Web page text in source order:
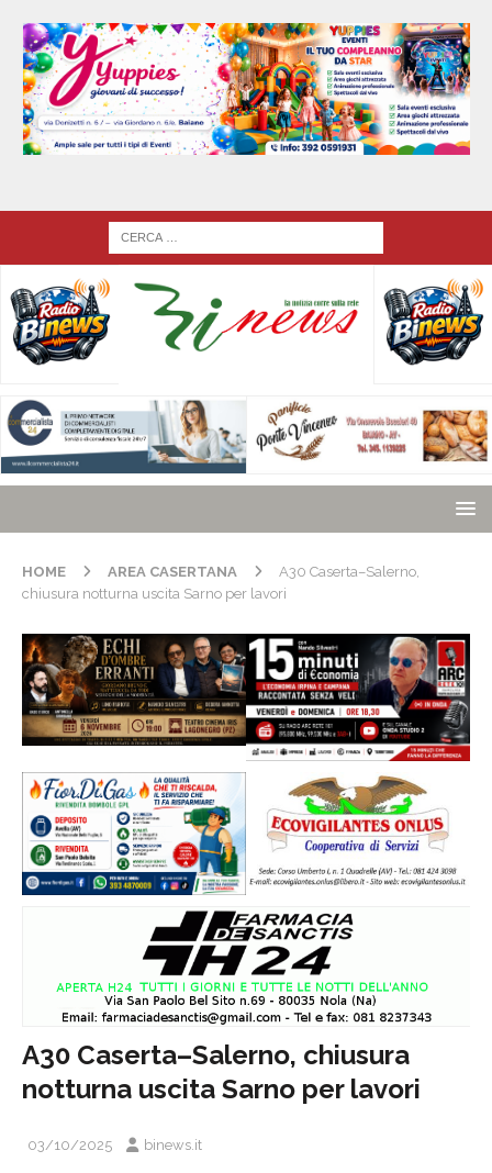
HOME AREA CASERTANA
A30 Caserta–Salerno,
chiusura notturna uscita Sarno per lavori
A30 Caserta–Salerno, chiusura
notturna uscita Sarno per lavori
03/10/2025 binews.it